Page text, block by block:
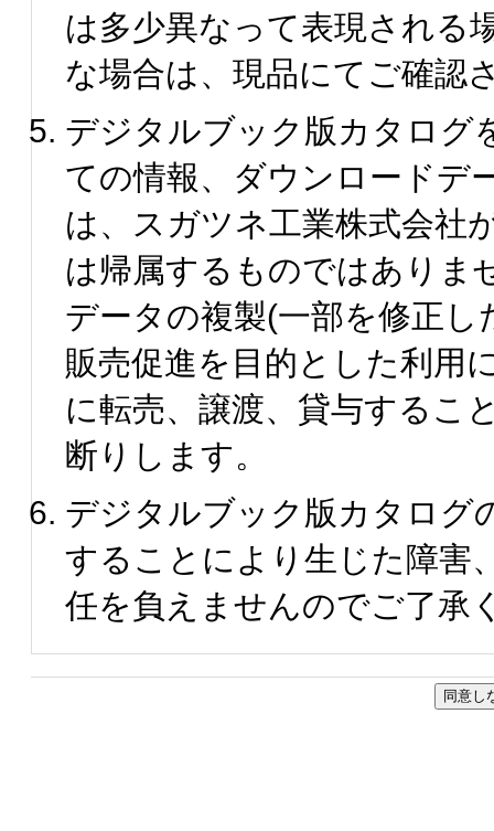
は多少異なって表現される
な場合は、現品にてご確認
デジタルブック版カタログ
ての情報、ダウンロードデ
は、スガツネ工業株式会社
は帰属するものではありま
データの複製(一部を修正
販売促進を目的とした利用
に転売、譲渡、貸与するこ
断りします。
デジタルブック版カタログ
することにより生じた障害
任を負えませんのでご了承